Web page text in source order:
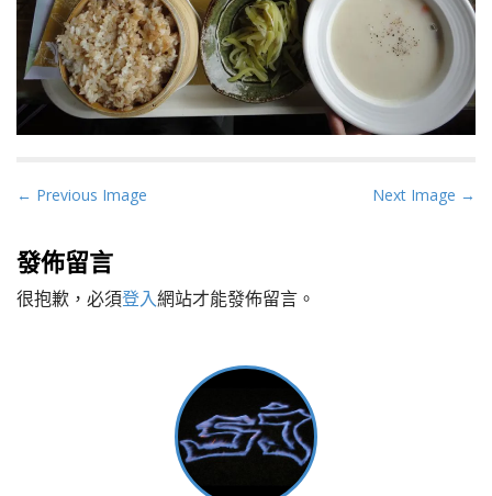
P
s
t
n
← Previous Image Next Image →
發佈留言
很抱歉，必須登入網站才能發佈留言。